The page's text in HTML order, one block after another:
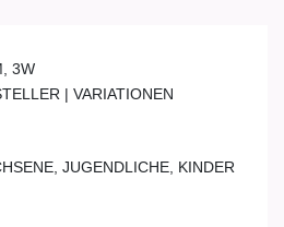
3W
| VARIATIONEN
JUGENDLICHE, KINDER